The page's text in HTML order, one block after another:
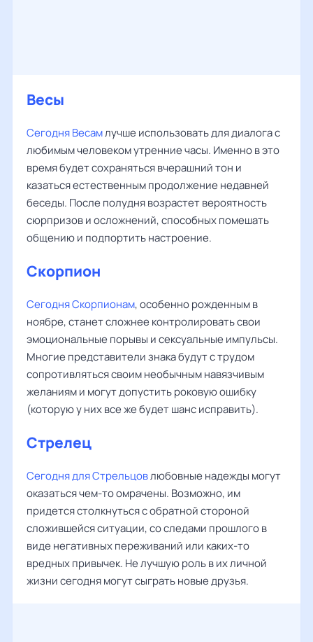
Весы
Сегодня Весамлучше использовать для диалога с
любимым человеком утренние часы. Именно в это
время будет сохраняться вчерашний тон и
казаться естественным продолжение недавней
беседы. После полудня возрастет вероятность
сюрпризов и осложнений, способных помешать
общению и подпортить настроение.
Скорпион
Сегодня Скорпионам, особенно рожденным в
ноябре, станет сложнее контролировать свои
эмоциональные порывы и сексуальные импульсы.
Многие представители знака будут с трудом
сопротивляться своим необычным навязчивым
желаниям и могут допустить роковую ошибку
(которую у них все же будет шанс исправить).
Стрелец
Сегодня для Стрельцовлюбовные надежды могут
оказаться чем-то омрачены. Возможно, им
придется столкнуться с обратной стороной
сложившейся ситуации, со следами прошлого в
виде негативных переживаний или каких-то
вредных привычек. Не лучшую роль в их личной
жизни сегодня могут сыграть новые друзья.